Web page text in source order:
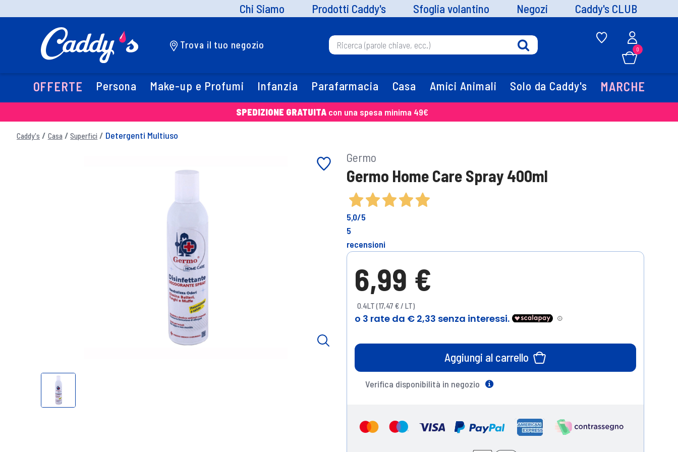
Chi Siamo Prodotti Caddy's Sfoglia volantino Negozi Caddy's CLUB
Trova il tuo negozio 0
OFFERTE Persona Make-up e Profumi Infanzia Parafarmacia Casa Amici Animali Solo da Caddy's MARCHE
SPEDIZIONE GRATUITA con una spesa minima 49€
Caddy's Casa Superfici Detergenti Multiuso
Germo
Germo Home Care Spray 400ml
5,0/5
5
recensioni
6,99 €
0.4LT (17,47 € / LT)
Aggiungi al carrello
Verifica disponibilità in negozio